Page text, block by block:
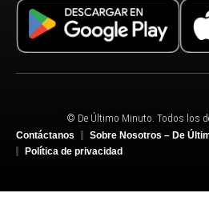
© De Último Minuto. Todos los
Contáctanos
Sobre Nosotros – De
Política de privacidad